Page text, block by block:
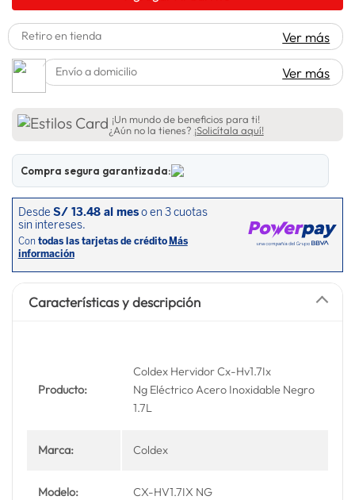
Retiro en tienda Ver más
Envío a domicilio Ver más
¡Un mundo de beneficios para ti!
¿Aún no la tienes? ¡Solicítala aquí!
Compra segura garantizada:
Características y descripción
Producto:
Coldex Hervidor Cx-Hv1.7Ix
Ng Eléctrico Acero Inoxidable Negro
1.7L
Marca: Coldex
Modelo: CX-HV1.7IX NG